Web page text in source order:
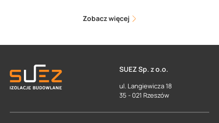
Zobacz więcej
SUEZ Sp. z o.o.
ul. Langiewicza 18
35 - 021 Rzeszów